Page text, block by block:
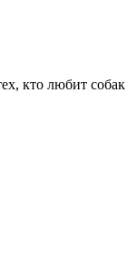
кто любит собак